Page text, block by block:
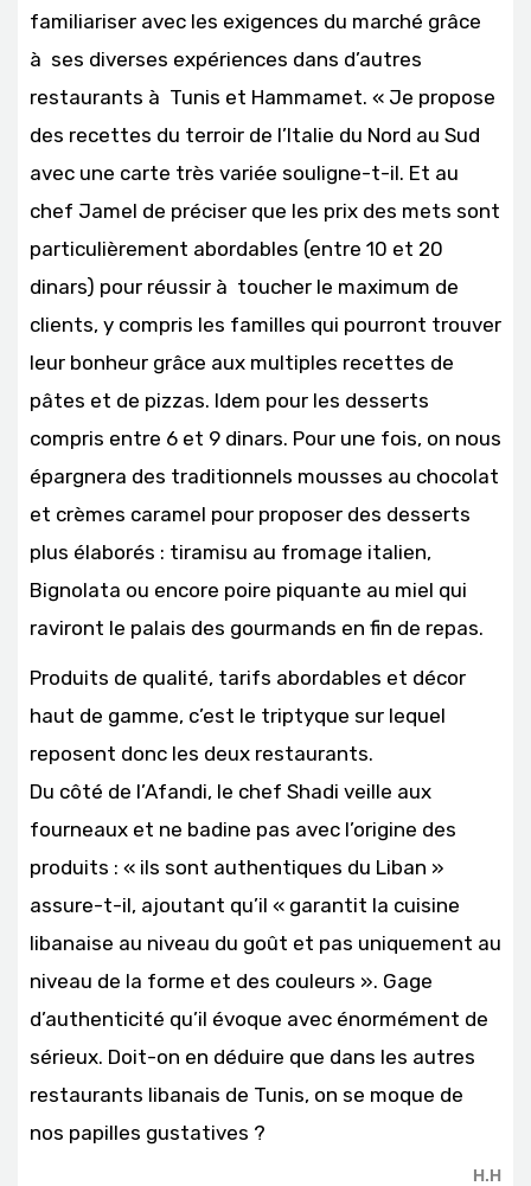
familiariser avec les exigences du marché grâce
à ses diverses expériences dans d’autres
restaurants à Tunis et Hammamet. « Je propose
des recettes du terroir de l’Italie du Nord au Sud
avec une carte très variée souligne-t-il. Et au
chef Jamel de préciser que les prix des mets sont
particulièrement abordables (entre 10 et 20
dinars) pour réussir à toucher le maximum de
clients, y compris les familles qui pourront trouver
leur bonheur grâce aux multiples recettes de
pâtes et de pizzas. Idem pour les desserts
compris entre 6 et 9 dinars. Pour une fois, on nous
épargnera des traditionnels mousses au chocolat
et crèmes caramel pour proposer des desserts
plus élaborés : tiramisu au fromage italien,
Bignolata ou encore poire piquante au miel qui
raviront le palais des gourmands en fin de repas.
Produits de qualité, tarifs abordables et décor
haut de gamme, c’est le triptyque sur lequel
reposent donc les deux restaurants.
Du côté de l’Afandi, le chef Shadi veille aux
fourneaux et ne badine pas avec l’origine des
produits : « ils sont authentiques du Liban »
assure-t-il, ajoutant qu’il « garantit la cuisine
libanaise au niveau du goût et pas uniquement au
niveau de la forme et des couleurs ». Gage
d’authenticité qu’il évoque avec énormément de
sérieux. Doit-on en déduire que dans les autres
restaurants libanais de Tunis, on se moque de
nos papilles gustatives ?
H.H